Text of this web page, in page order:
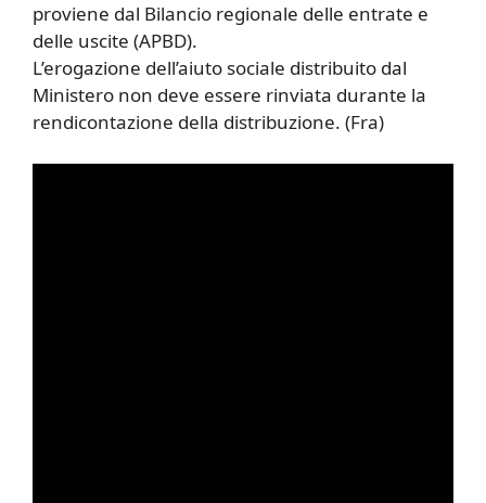
proviene dal Bilancio regionale delle entrate e
delle uscite (APBD).
L’erogazione dell’aiuto sociale distribuito dal
Ministero non deve essere rinviata durante la
rendicontazione della distribuzione. (Fra)